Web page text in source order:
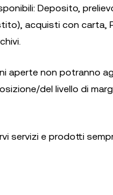
Deposito,
acquisti con carta,
aperte non potranno
del livello di
servizi e prodotti